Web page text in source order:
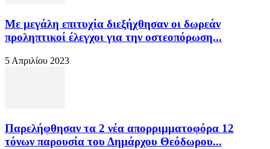
Με μεγάλη επιτυχία διεξήχθησαν οι δωρεάν
προληπτικοί έλεγχοι για την οστεοπόρωση...
5 Απριλίου 2023
Παρελήφθησαν τα 2 νέα απορριμματοφόρα 12
τόνων παρουσία του Δημάρχου Θεόδωρου...